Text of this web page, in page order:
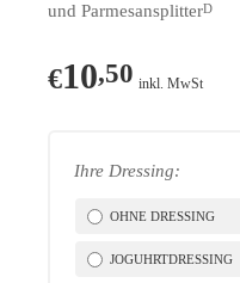
und ParmesansplitterD
€10,50 inkl. MwSt
Ihre Dressing:
OHNE DRESSING
JOGUHRTDRESSING